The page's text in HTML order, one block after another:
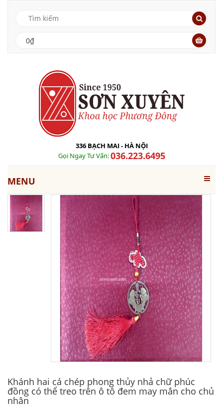
0₫
336 BẠCH MAI - HÀ NỘI
Gọi Ngay Tư Vấn:036.223.6495
MENU
Khánh hai cá chép phong thủy nhả chữ phúc
đồng có thể treo trên ô tô đem may mắn cho chủ
nhân